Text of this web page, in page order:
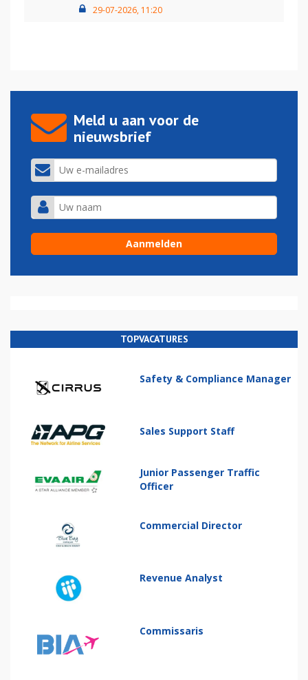
29-07-2026, 11:20
Meld u aan voor de
nieuwsbrief
TOPVACATURES
Safety & Compliance Manager
Sales Support Staff
Junior Passenger Traffic
Officer
Commercial Director
Revenue Analyst
Commissaris